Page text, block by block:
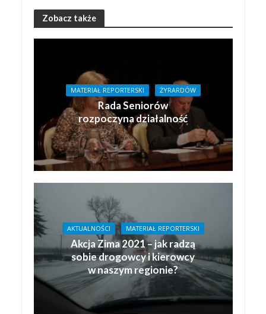
Zobacz także
MATERIAŁ REPORTERSKI ŻYRARDÓW
Rada Seniorów
rozpoczyna działalność
AKTUALNOŚCI MATERIAŁ REPORTERSKI
Akcja Zima 2021 – jak radzą
sobie drogowcy i kierowcy
w naszym regionie?